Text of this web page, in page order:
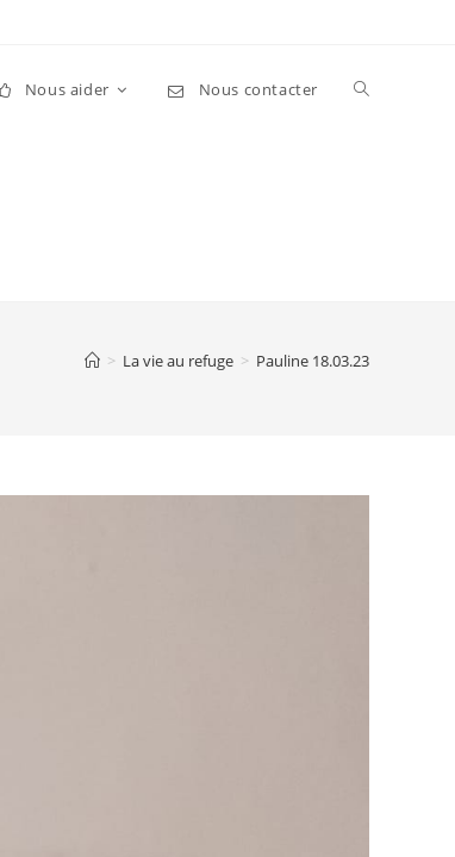
Nous aider Nous contacter Toggle
> La vie au refuge > Pauline 18.03.23